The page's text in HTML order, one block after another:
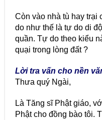
Còn vào nhà tù hay trại
do như thế là tự do di
quần. Tự do theo kiểu
quại trong lòng đất ?
Lời tra vấn cho nền
Thưa quý Ngài,
Là Tăng sĩ Phật giáo,
Phật cho đồng bào tôi.